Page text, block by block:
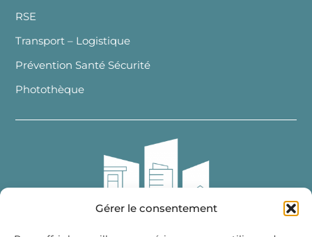
Gérer le consentement
RSE
Transport – Logistique
Prévention Santé Sécurité
Photothèque